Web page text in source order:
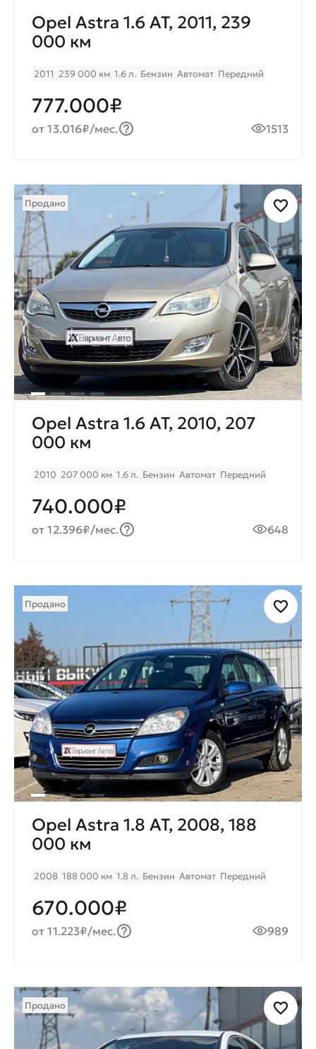
Opel Astra 1.6 AT, 2011, 239
000 км
2011 239 000 км 1.6 л. Бензин Автомат Передний
777.000₽
от 13.016₽/мес. 1513
Продано
Opel Astra 1.6 AT, 2010, 207
000 км
2010 207 000 км 1.6 л. Бензин Автомат Передний
740.000₽
от 12.396₽/мес. 648
Продано
Opel Astra 1.8 AT, 2008, 188
000 км
2008 188 000 км 1.8 л. Бензин Автомат Передний
670.000₽
от 11.223₽/мес. 989
Продано